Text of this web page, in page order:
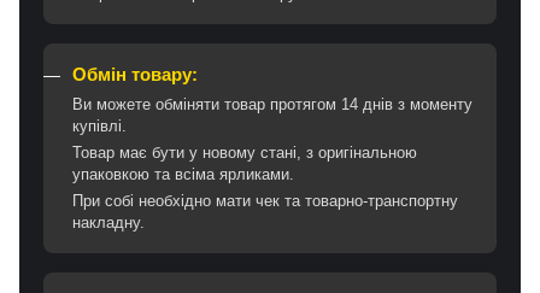
Обмін товару:
Ви можете обміняти товар протягом 14 днів з моменту
купівлі.
Товар має бути у новому стані, з оригінальною
упаковкою та всіма ярликами.
При собі необхідно мати чек та товарно-транспортну
накладну.